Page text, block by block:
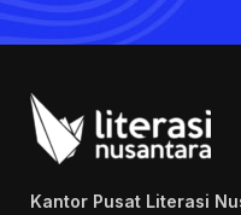
Kantor Pusat Literasi